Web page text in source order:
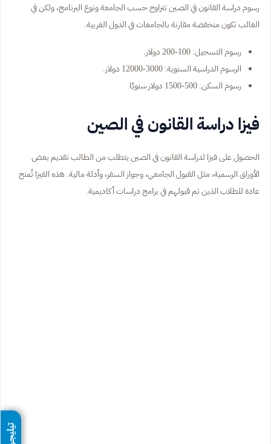
رسوم دراسة القانون في الصين تتراوح حسب الجامعة ونوع البرنامج، ولكن في
الغالب تكون منخفضة مقارنة بالجامعات في الدول الغربية.
رسوم التسجيل: 100-200 دولار.
الرسوم الدراسية السنوية: 3000-12000 دولار.
رسوم السكن: 500-1500 دولار سنويًا.
فيزا دراسة القانون في الصين
الحصول على فيزا لدراسة القانون في الصين يتطلب من الطالب تقديم بعض
الأوراق الرسمية، مثل القبول الجامعي، وجواز السفر، وأدلة مالية. هذه الفيزا تُمنح
عادة للطلاب الذين تم قبولهم في برامج دراسات أكاديمية.